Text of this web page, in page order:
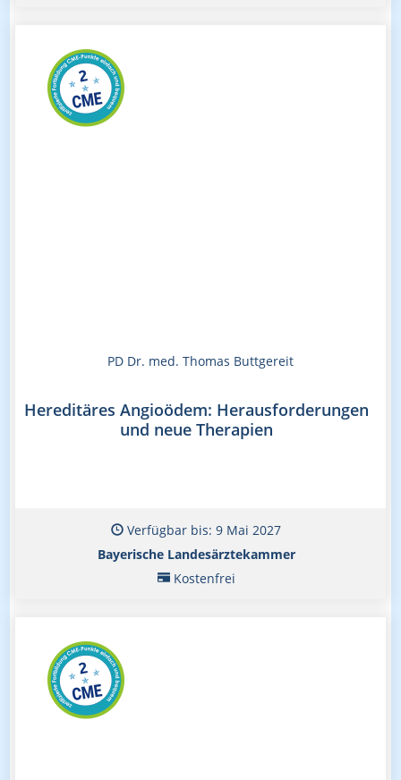
PD Dr. med. Thomas Buttgereit
Hereditäres Angioödem: Herausforderungen
und neue Therapien
Verfügbar bis: 9 Mai 2027
Bayerische Landesärztekammer
Kostenfrei